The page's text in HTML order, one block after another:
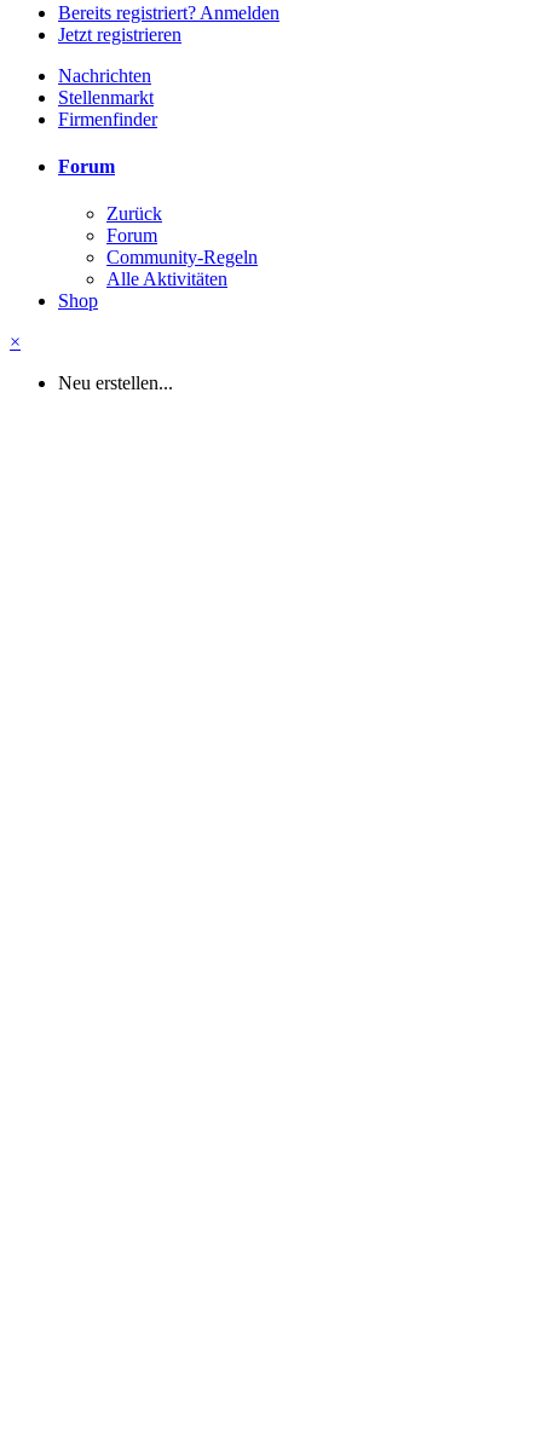
Bereits registriert? Anmelden
Jetzt registrieren
Nachrichten
Stellenmarkt
Firmenfinder
Forum
Zurück
Forum
Community-Regeln
Alle Aktivitäten
Shop
×
Neu erstellen...